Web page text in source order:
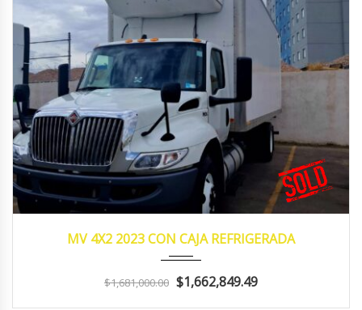
MV 4X2 2023 CON CAJA REFRIGERADA
$1,681,000.00 $1,662,849.49